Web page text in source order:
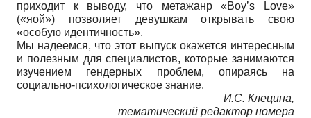
приходит к выводу, что метажанр «Boy’s Love»
(«яой») позволяет девушкам открывать свою
«особую идентичность».
Мы надеемся, что этот выпуск окажется интересным
и полезным для специалистов, которые занимаются
изучением гендерных проблем, опираясь на
социально-психологическое знание.
И.С. Клецина,
тематический редактор номера